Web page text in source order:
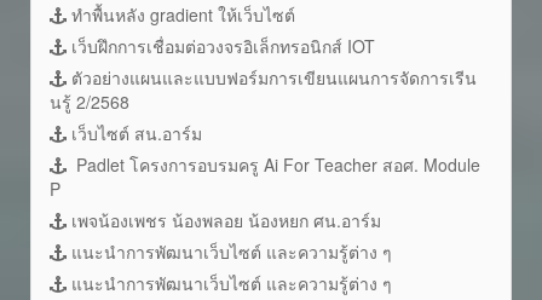
ทำพื้นหลัง gradient ให้เว็บไซต์
เว็บฝึกการเชื่อมต่อวงจรอิเล็กทรอนิกส์ IOT
ตัวอย่างแผนและแบบฟอร์มการเขียนแผนการจัดการเรีน
นรู้ 2/2568
เว็บไซต์ สน.อาร์ม
Padlet โครงการอบรมครู Ai For Teacher สอศ. Module
P
เพจน้องเพชร น้องพลอย น้องหยก ศน.อาร์ม
แนะนำการพัฒนาเว็บไซต์ และความรู้ต่าง ๆ
แนะนำการพัฒนาเว็บไซต์ และความรู้ต่าง ๆ